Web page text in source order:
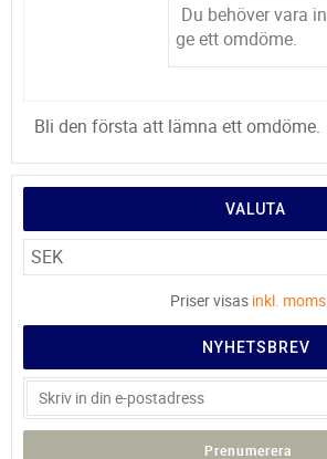
Bli den första att lämna ett omdöme.
VALUTA
Priser visas inkl. moms
NYHETSBREV
Prenumerera